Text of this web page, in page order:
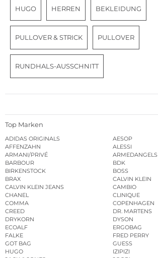
HUGO HERREN BEKLEIDUNG
PULLOVER & STRICK PULLOVER
RUNDHALS-AUSSCHNITT
Top Marken
ADIDAS ORIGINALS
AESOP
AFFENZAHN
ALESSI
ARMANI/PRIVÉ
ARMEDANGELS
BARBOUR
BDK
BIRKENSTOCK
BOSS
BRAX
CALVIN KLEIN
CALVIN KLEIN JEANS
CAMBIO
CHANEL
CLINIQUE
COMMA
COPENHAGEN
CREED
DR. MARTENS
DRYKORN
DYSON
ECOALF
ERGOBAG
FALKE
FRED PERRY
GOT BAG
GUESS
HUGO
IZIPIZI